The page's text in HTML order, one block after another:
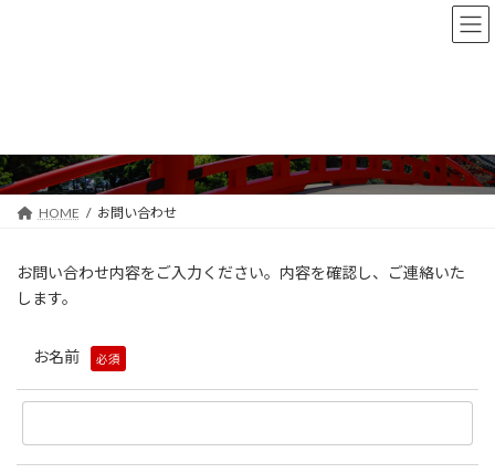
キ
ッ
に
移
HOME お問い合わせ
お問い合わせ内容をご入力ください。内容を確認し、ご連絡いた
します。
お名前 必須